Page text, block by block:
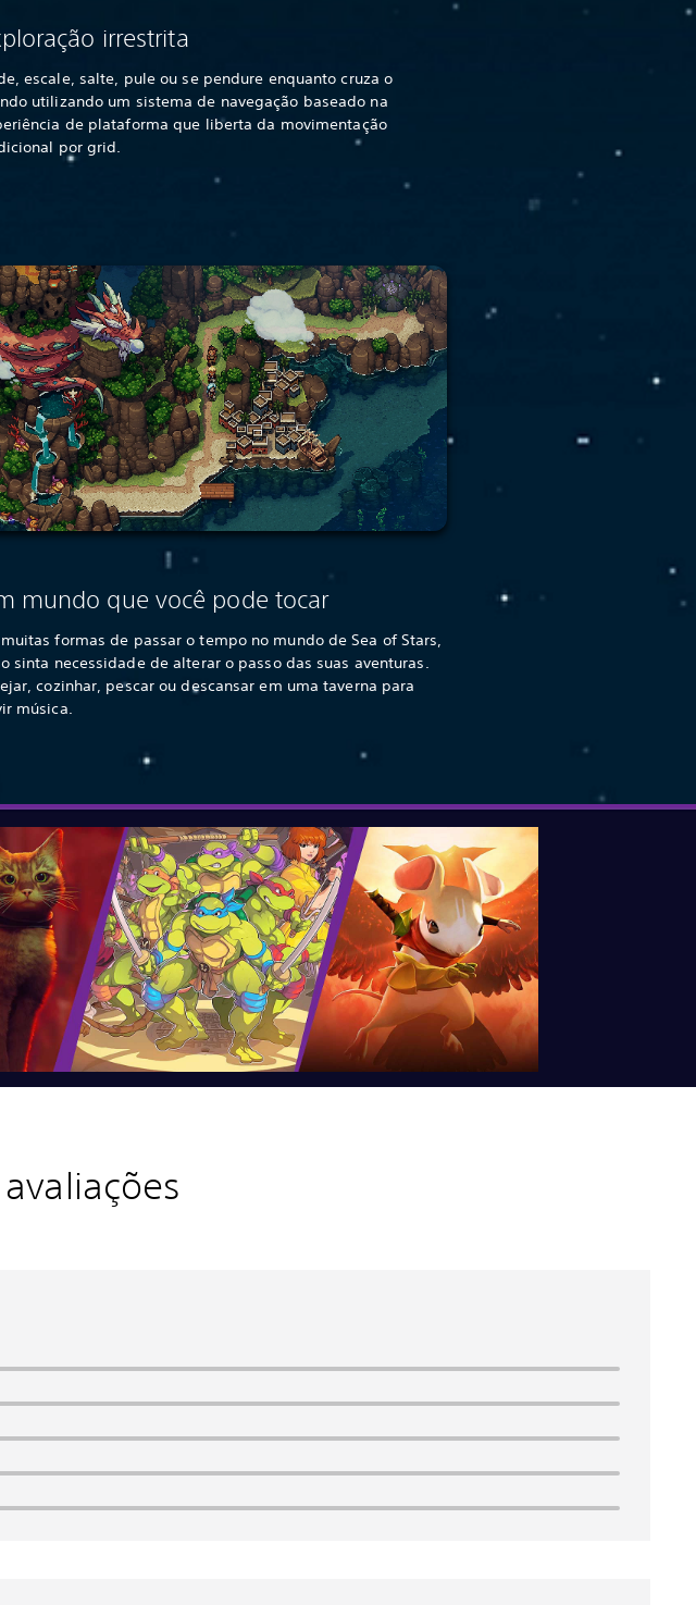
irrestrita
escale, salte, pule ou se pendure enquanto cruza o
utilizando um sistema de navegação baseado na
de plataforma que liberta da movimentação
por grid.
mundo que você pode tocar
formas de passar o tempo no mundo de Sea of Stars,
sinta necessidade de alterar o passo das suas aventuras.
cozinhar, pescar ou descansar em uma taverna para
música.